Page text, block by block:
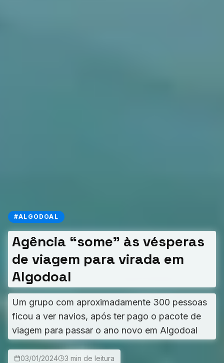
#ALGODOAL
Agência “some” às vésperas
de viagem para virada em
Algodoal
Um grupo com aproximadamente 300 pessoas
ficou a ver navios, após ter pago o pacote de
viagem para passar o ano novo em Algodoal
03/01/2024 3 min de leitura